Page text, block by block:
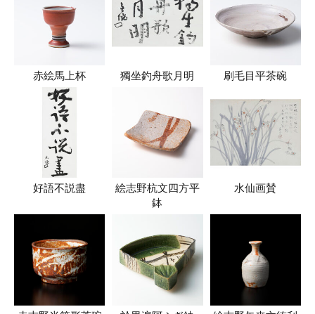
赤絵馬上杯 獨坐釣舟歌月明 刷毛目平茶碗
好語不説盡
絵志野杭文四方平
鉢
水仙画賛